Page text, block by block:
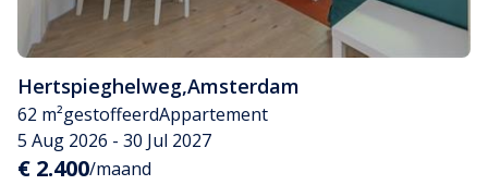
Hertspieghelweg,Amsterdam
62 m²gestoffeerdAppartement
5 Aug 2026 - 30 Jul 2027
€ 2.400/maand